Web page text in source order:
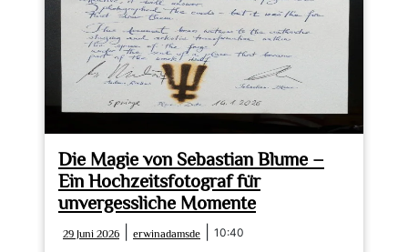
Die Magie von Sebastian Blume –
Ein Hochzeitsfotograf für
unvergessliche Momente
29 Juni 2026
Juni
erwinadamsde erwinadamsde
10:40